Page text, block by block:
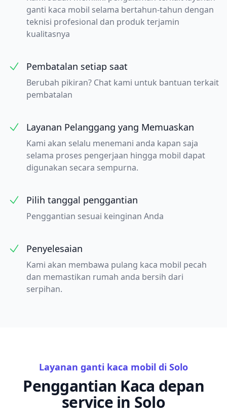
ganti kaca mobil selama bertahun-tahun dengan
teknisi profesional dan produk terjamin
kualitasnya
Pembatalan setiap saat
Berubah pikiran? Chat kami untuk bantuan terkait
pembatalan
Layanan Pelanggang yang Memuaskan
Kami akan selalu menemani anda kapan saja
selama proses pengerjaan hingga mobil dapat
digunakan secara sempurna.
Pilih tanggal penggantian
Penggantian sesuai keinginan Anda
Penyelesaian
Kami akan membawa pulang kaca mobil pecah
dan memastikan rumah anda bersih dari
serpihan.
Layanan ganti kaca mobil di Solo
Penggantian Kaca depan
service in Solo